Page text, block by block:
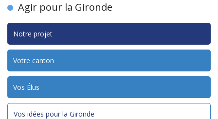
Agir pour la Gironde
Notre projet
Votre canton
Vos Élus
Vos idées pour la Gironde